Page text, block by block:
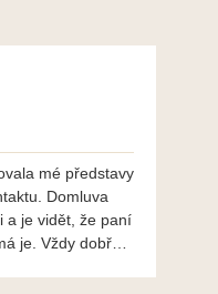
mé představy
Domluva
a je vidět, že paní
je. Vždy dobře a